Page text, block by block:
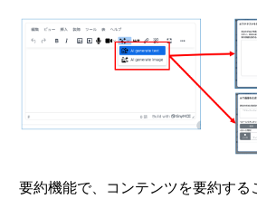
要約機能で、コンテンツを要約する